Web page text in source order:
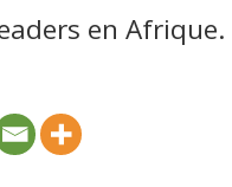
en Afrique.